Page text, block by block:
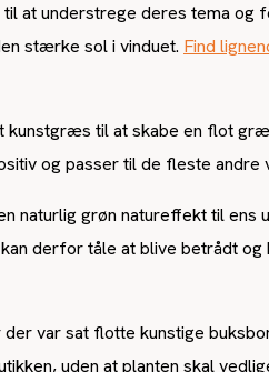
at understrege deres tema og
stærke sol i vinduet. Find
kunstgræs til at skabe en flot
og passer til de fleste andre
naturlig grøn natureffekt til ens
derfor tåle at blive betrådt og
var sat flotte kunstige
uden at planten skal